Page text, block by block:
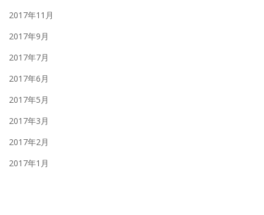
2017年11月
2017年9月
2017年7月
2017年6月
2017年5月
2017年3月
2017年2月
2017年1月